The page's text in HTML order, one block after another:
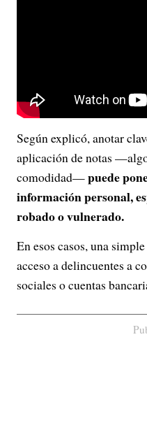
Según explicó, anotar
aplicación de notas
comodidad—puede
información personal,
robado o vulnerado.
En esos casos, una
acceso a delincuentes a
sociales o cuentas